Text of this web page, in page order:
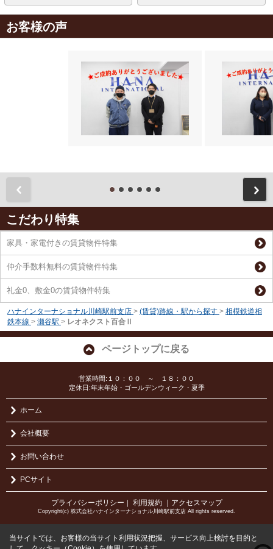
お客様の声
こだわり特集
家具・家電付きの賃貸物件特集
仲介手数料無料の賃貸物件特集
礼金0、敷金0の賃貸物件特集
ハナインターナショナル川崎駅前支店 > (賃貸)路線・駅から探す > 相模鉄道相
鉄本線 > 瀬谷駅 > レオネクスト百合Ⅱ
ページトップに戻る
営業時間:１０：００ ～ １８：００
定休日:年末年始・ゴールデンウィーク・夏季
ホーム
会社概要
お問い合わせ
PCサイト
プライバシーポリシー 利用規約 ｜アクセスマップ
Copyright(c) 株式会社ハナインターナショナル川崎駅前支店 All rights reserved.
当サイトでは、お客様の当サイト利用状況把握、サービス向上検討を目的と